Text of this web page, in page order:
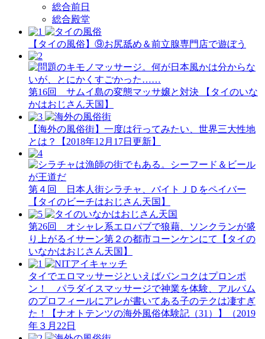
総合前日
総合殿堂
【タイの風俗】​⑨お尻舐め＆前立腺専門店で遊ぼう
第16回 サムイ島の変態マッサ嬢と対決 【タイのいな
かはおじさん天国】
【海外の風俗街】一度は行ってみたい、世界三大性地
とは？【2018年12月17日更新】
第４回 日本人街シラチャ、バイトＪＤをペイバー
【タイのビーチはおじさん天国】
第26回 オシャレ系エロパブで狼藉、ソンクランが盛
り上がるイサーン第２の都市コーンケンにて【タイの
いなかはおじさん天国】
タイでエロマッサージといえばバンコクはプロンポ
ン！ パラダイスマッサージで神業を体験、アルバム
のプロフィールにアレが書いてある子のテクは凄すぎ
た！【ナオトテンツの海外風俗体験記（31）】（2019
年３月22日